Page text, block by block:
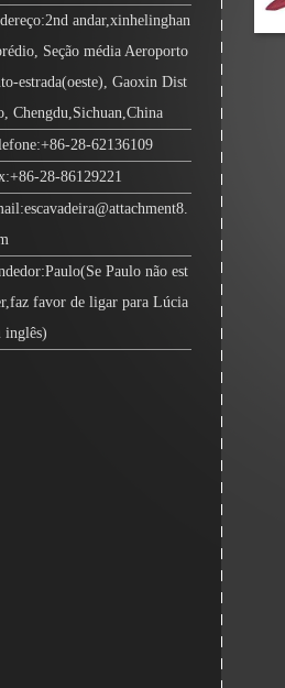
andar,xinhelinghan
Seção média Aeroporto
estrada(oeste), Gaoxin Dist
Chengdu,Sichuan,China
28-62136109
28-86129221
Paulo não est
favor de ligar para Lúcia
inglês)